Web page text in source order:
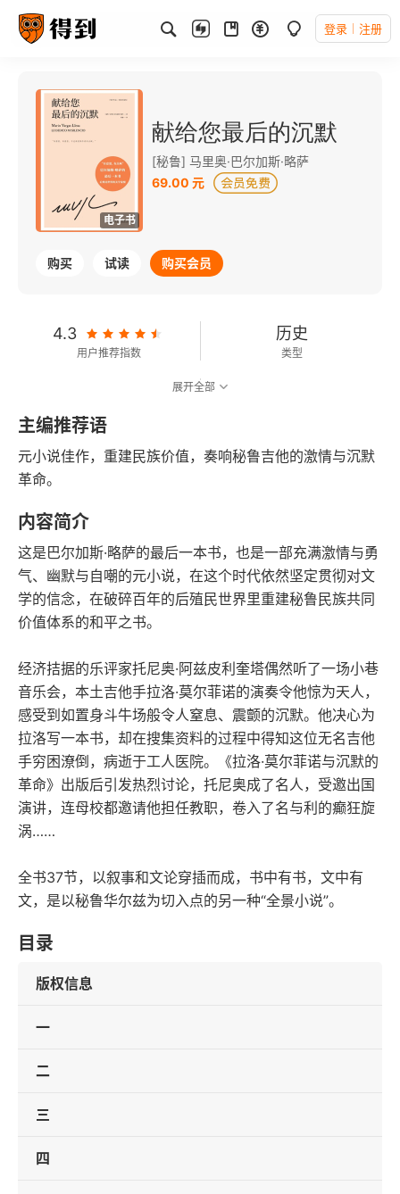
登录 注册
电子书
献给您最后的沉默
[秘鲁] 马里奥·巴尔加斯·略萨
69.00 元
购买 试读 购买会员
4.3
用户推荐指数
历史
类型
126千字
字数
2025-12-01
发行日期
展开全部
主编推荐语
元小说佳作，重建民族价值，奏响秘鲁吉他的激情与沉默
革命。
内容简介
这是巴尔加斯·略萨的最后一本书，也是一部充满激情与勇
气、幽默与自嘲的元小说，在这个时代依然坚定贯彻对文
学的信念，在破碎百年的后殖民世界里重建秘鲁民族共同
价值体系的和平之书。
经济拮据的乐评家托尼奥·阿兹皮利奎塔偶然听了一场小巷
音乐会，本土吉他手拉洛·莫尔菲诺的演奏令他惊为天人，
感受到如置身斗牛场般令人窒息、震颤的沉默。他决心为
拉洛写一本书，却在搜集资料的过程中得知这位无名吉他
手穷困潦倒，病逝于工人医院。《拉洛·莫尔菲诺与沉默的
革命》出版后引发热烈讨论，托尼奥成了名人，受邀出国
演讲，连母校都邀请他担任教职，卷入了名与利的癫狂旋
涡……
全书37节，以叙事和文论穿插而成，书中有书，文中有
文，是以秘鲁华尔兹为切入点的另一种“全景小说”。
目录
版权信息
一
二
三
四